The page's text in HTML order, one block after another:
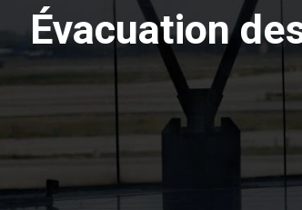
Évacuation